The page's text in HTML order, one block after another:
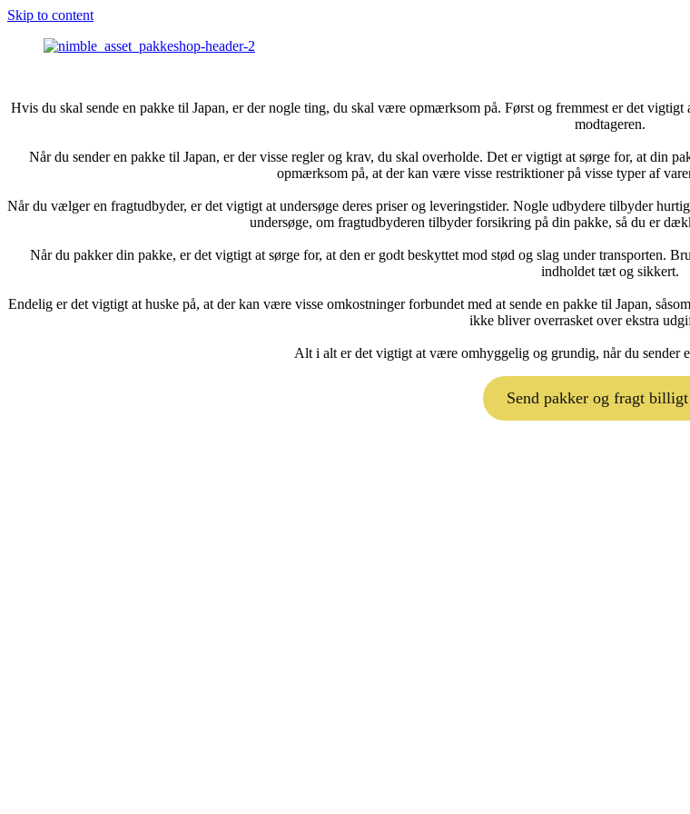
Skip to content
Hvis du skal sende en pakke til Japan, er der nogle ting, du skal være opmærksom på. Først og fremmest er det
modtageren.
Når du sender en pakke til Japan, er der visse regler og krav, du skal overholde. Det er vigtigt at sørge for, at din
opmærksom på, at der kan være visse restriktioner på visse typer af
Når du vælger en fragtudbyder, er det vigtigt at undersøge deres priser og leveringstider. Nogle udbydere tilbyder
undersøge, om fragtudbyderen tilbyder forsikring på din pakke, så du er
Når du pakker din pakke, er det vigtigt at sørge for, at den er godt beskyttet mod stød og slag under transporten.
indholdet tæt og sikkert.
Endelig er det vigtigt at huske på, at der kan være visse omkostninger forbundet med at sende en pakke til Japan,
ikke bliver overrasket over ekstra
Alt i alt er det vigtigt at være omhyggelig og grundig, når du sender
Send pakker og fragt